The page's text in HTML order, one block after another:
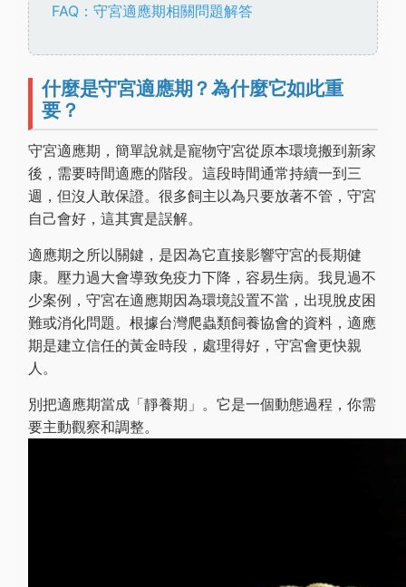
FAQ：守宮適應期相關問題解答
什麼是守宮適應期？為什麼它如此重
要？
守宮適應期，簡單說就是寵物守宮從原本環境搬到新家
後，需要時間適應的階段。這段時間通常持續一到三
週，但沒人敢保證。很多飼主以為只要放著不管，守宮
自己會好，這其實是誤解。
適應期之所以關鍵，是因為它直接影響守宮的長期健
康。壓力過大會導致免疫力下降，容易生病。我見過不
少案例，守宮在適應期因為環境設置不當，出現脫皮困
難或消化問題。根據台灣爬蟲類飼養協會的資料，適應
期是建立信任的黃金時段，處理得好，守宮會更快親
人。
別把適應期當成「靜養期」。它是一個動態過程，你需
要主動觀察和調整。